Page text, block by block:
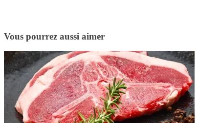
Vous pourrez aussi aimer